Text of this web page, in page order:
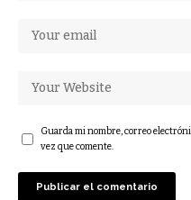
Guarda mi nombre, correo
vez que comente.